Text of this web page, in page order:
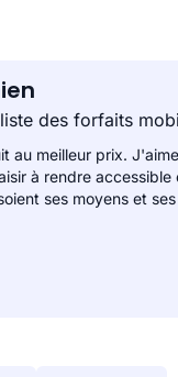
des forfaits
au meilleur prix.
à rendre
ses moyens et